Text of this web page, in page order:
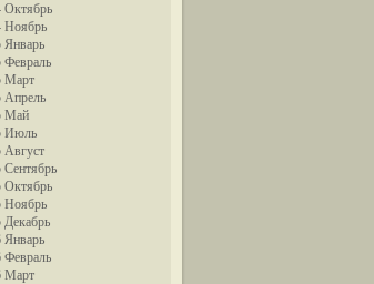
Октябрь
Ноябрь
Январь
Февраль
Март
Апрель
Май
Июль
Август
Сентябрь
Октябрь
Ноябрь
Декабрь
Январь
Февраль
Март